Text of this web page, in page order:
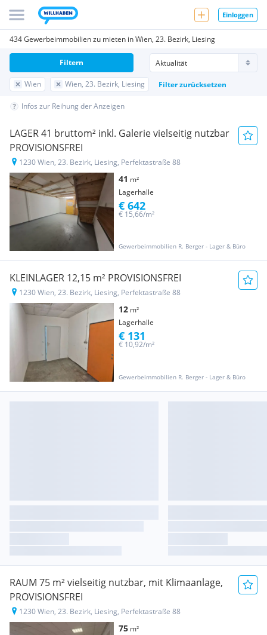
Einloggen
434 Gewerbeimmobilien zu mieten in Wien, 23. Bezirk, Liesing
Wien Wien, 23. Bezirk, Liesing Filter zurücksetzen
Filtern
Infos zur Reihung der Anzeigen
LAGER 41 bruttom² inkl. Galerie vielseitig nutzbar
PROVISIONSFREI
1230 Wien, 23. Bezirk, Liesing, Perfektastraße 88
41 m²
Lagerhalle
Gewerbeimmobilien R. Berger - Lager & Büro
€ 15,66/m²
€ 642
KLEINLAGER 12,15 m² PROVISIONSFREI
1230 Wien, 23. Bezirk, Liesing, Perfektastraße 88
12 m²
Lagerhalle
Gewerbeimmobilien R. Berger - Lager & Büro
€ 10,92/m²
€ 131
RAUM 75 m² vielseitig nutzbar, mit Klimaanlage,
PROVISIONSFREI
1230 Wien, 23. Bezirk, Liesing, Perfektastraße 88
75 m²